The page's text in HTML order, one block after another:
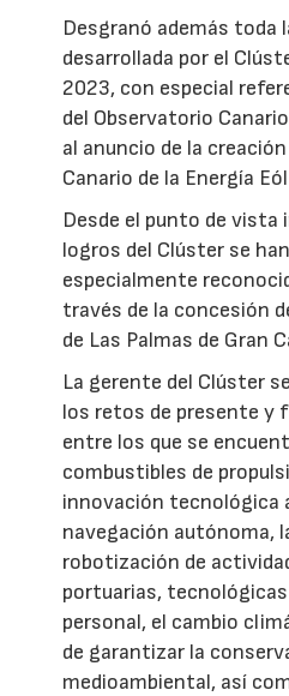
Desgranó además toda
desarrollada por el
2023, con especial
del Observatorio
al anuncio de la
Canario de la Energía
Desde el punto de
logros del Clúster se
especialmente
través de la concesión
de Las Palmas de Gran
La gerente del Clúster
los retos de presente y
entre los que se
combustibles de
innovación tecnológica
navegación autónoma,
robotización de
portuarias,
personal, el cambio
de garantizar la
medioambiental, así